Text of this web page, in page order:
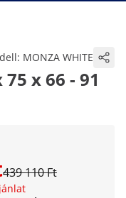
MONZA WHITE
x 66 - 91
439 110 Ft